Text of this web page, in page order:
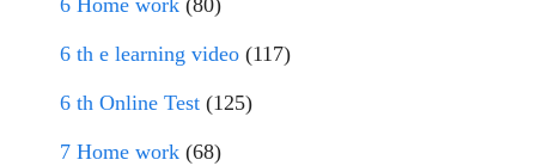
6 Home work (80)
6 th e learning video (117)
6 th Online Test (125)
7 Home work (68)